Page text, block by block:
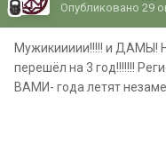
Опубликовано 29
Мужикиииии!!!!! и ДАМЫ!
перешёл на 3 год!!!!!!!
ВАМИ- года летят